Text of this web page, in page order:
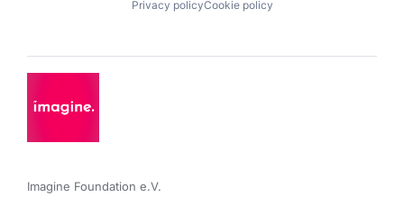
Privacy policyCookie policy
Imagine Foundation e.V.